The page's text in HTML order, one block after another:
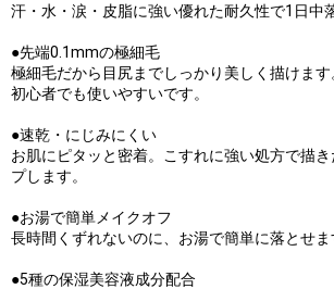
汗・水・涙・皮脂に強い優れた耐久性で1日中
●先端0.1mmの極細毛
極細毛だから目尻までしっかり美しく描けます
初心者でも使いやすいです。
●速乾・にじみにくい
お肌にピタッと密着。こすれに強い処方で描
プします。
●お湯で簡単メイクオフ
長時間くずれないのに、お湯で簡単に落とせま
●5種の保湿美容液成分配合